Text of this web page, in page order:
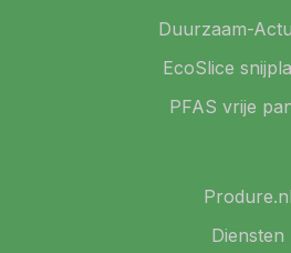
Duurzaam-
EcoSlice
PFAS vrije
Produre.nl
Diensten